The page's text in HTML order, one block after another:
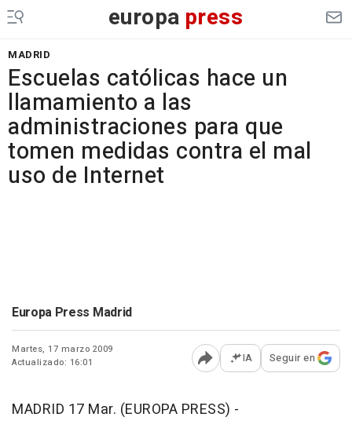
europa press
MADRID
Escuelas católicas hace un
llamamiento a las
administraciones para que
tomen medidas contra el mal
uso de Internet
Europa Press Madrid
Martes, 17 marzo 2009
Actualizado: 16:01
Abrir opciones para
IA Seguir en
MADRID 17 Mar. (EUROPA PRESS) -